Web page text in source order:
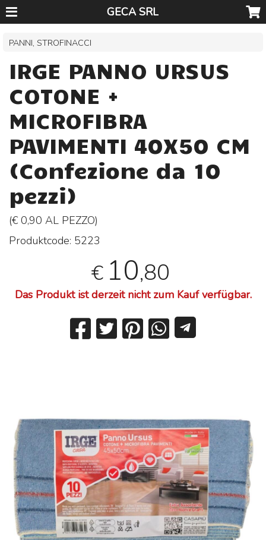
GECA SRL
PANNI, STROFINACCI
IRGE PANNO URSUS
COTONE +
MICROFIBRA
PAVIMENTI 40X50 CM
(Confezione da 10
pezzi)
(€ 0,90 AL PEZZO)
Produktcode: 5223
€ 10,80
Das Produkt ist derzeit nicht zum Kauf verfügbar.